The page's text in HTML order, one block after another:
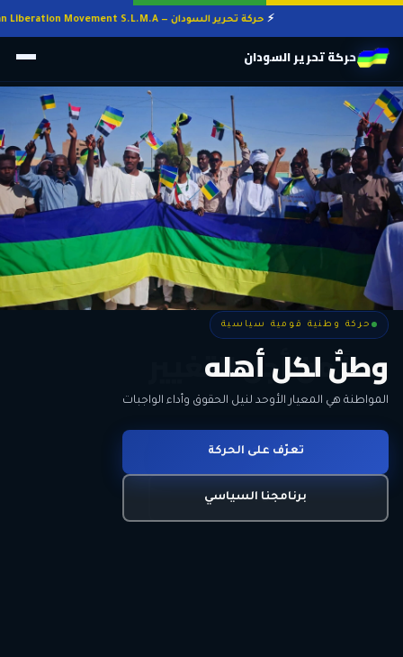
حركة تحرير السودان — Sudan Liberation Movement S.L.M.A
حركة تحرير السودان
حركة وطنية قومية سياسية
وطنٌ لكل أهله
المواطنة هي المعيار الأوحد لنيل الحقوق وأداء الواجبات
تعرّف على الحركة
برنامجنا السياسي
حركة وطنية قومية سياسية
معاً من أجل التغيير
الحرية • الوحدة • السلام • الديمقراطية
انضم للحركة
اتصل بنا